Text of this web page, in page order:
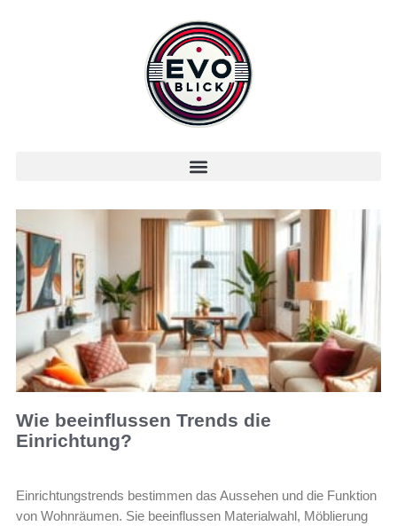
Wie beeinflussen Trends die
Einrichtung?
Einrichtungstrends bestimmen das Aussehen und die Funktion
von Wohnräumen. Sie beeinflussen Materialwahl, Möblierung